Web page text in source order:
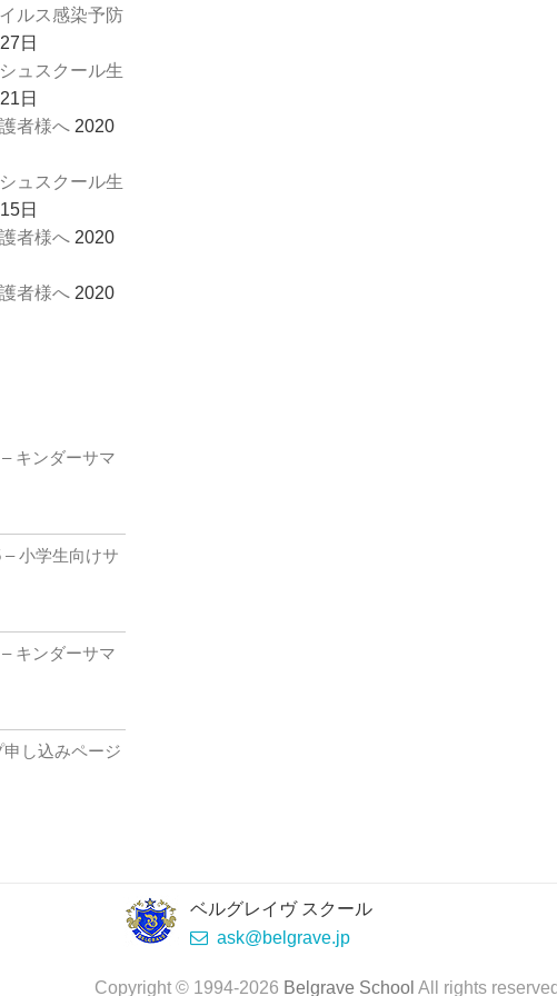
ルス感染予防
日
ュスクール生
日
者様へ 2020
ュスクール生
日
者様へ 2020
者様へ 2020
キンダーサマ
小学生向けサ
キンダーサマ
し込みページ
ベルグレイヴ スクール
ask@belgrave.jp
Copyright © 1994-2026 Belgrave School All rights